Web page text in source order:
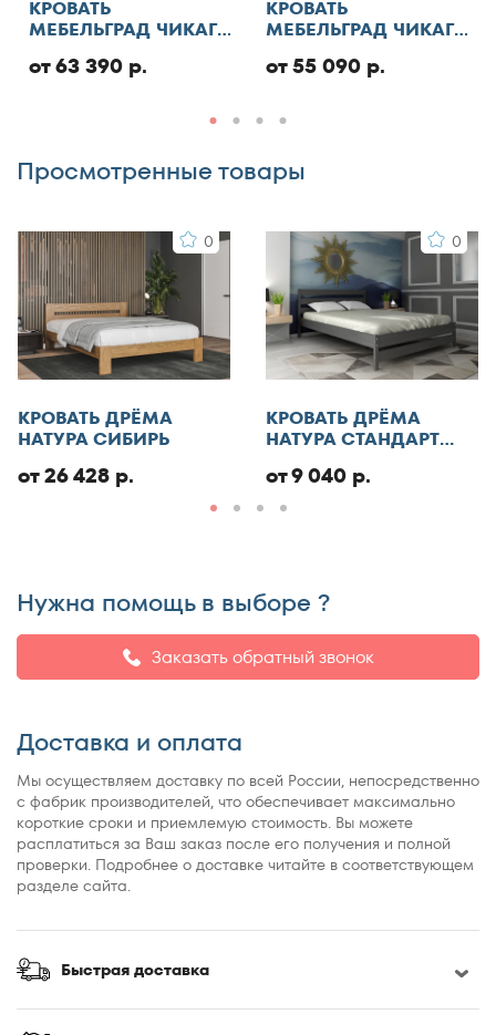
КРОВАТЬ
МЕБЕЛЬГРАД ЧИКАГО
от 63 390 р.
КРОВАТЬ
МЕБЕЛЬГРАД ЧИКАГО
от 55 090 р.
Просмотренные товары
0
КРОВАТЬ ДРЁМА
НАТУРА СИБИРЬ
от 26 428 р.
0
КРОВАТЬ ДРЁМА
НАТУРА СТАНДАРТ
от 9 040 р.
Нужна помощь в выборе ?
Заказать обратный звонок
Доставка и оплата
Мы осуществляем доставку по всей России, непосредственно
с фабрик производителей, что обеспечивает максимально
короткие сроки и приемлемую стоимость. Вы можете
расплатиться за Ваш заказ после его получения и полной
проверки. Подробнее о доставке читайте в соответствующем
разделе сайта.
Быстрая доставка